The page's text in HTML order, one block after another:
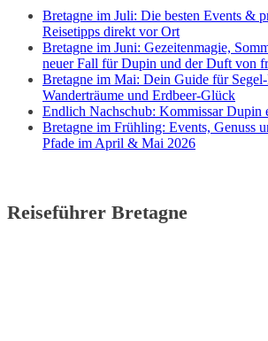
Bretagne im Juli: Die besten Events &
Reisetipps direkt vor Ort
Bretagne im Juni: Gezeitenmagie,
neuer Fall für Dupin und der Duft von
Bretagne im Mai: Dein Guide für
Wanderträume und Erdbeer-Glück
Endlich Nachschub: Kommissar Dupin
Bretagne im Frühling: Events, Genuss
Pfade im April & Mai 2026
Reiseführer Bretagne